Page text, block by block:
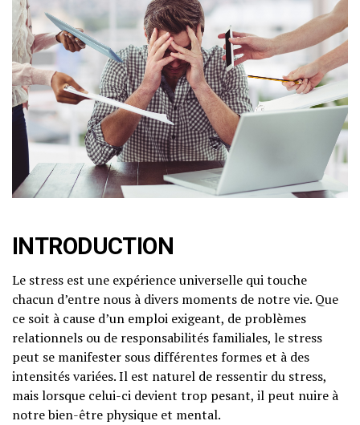
INTRODUCTION
Le stress est une expérience universelle qui touche
chacun d’entre nous à divers moments de notre vie. Que
ce soit à cause d’un emploi exigeant, de problèmes
relationnels ou de responsabilités familiales, le stress
peut se manifester sous différentes formes et à des
intensités variées. Il est naturel de ressentir du stress,
mais lorsque celui-ci devient trop pesant, il peut nuire à
notre bien-être physique et mental.